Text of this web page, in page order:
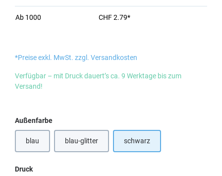
Ab 1000 CHF 2.79*
*Preise exkl. MwSt. zzgl. Versandkosten
Verfügbar – mit Druck dauert’s ca. 9 Werktage bis zum
Versand!
Außenfarbeauswählen
blau blau-glitter schwarz
Druckauswählen